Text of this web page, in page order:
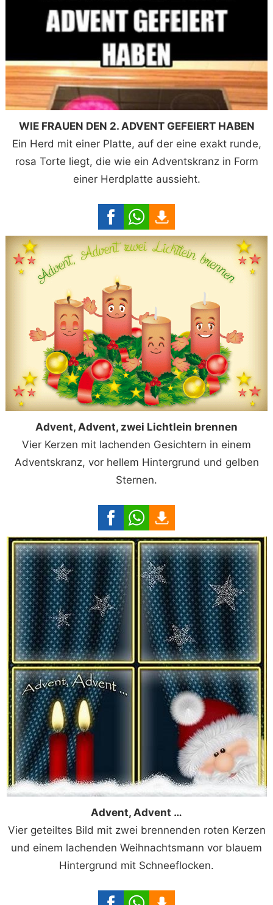
WIE FRAUEN DEN 2. ADVENT GEFEIERT HABEN
Ein Herd mit einer Platte, auf der eine exakt runde,
rosa Torte liegt, die wie ein Adventskranz in Form
einer Herdplatte aussieht.
Advent, Advent, zwei Lichtlein brennen
Vier Kerzen mit lachenden Gesichtern in einem
Adventskranz, vor hellem Hintergrund und gelben
Sternen.
Advent, Advent …
Vier geteiltes Bild mit zwei brennenden roten Kerzen
und einem lachenden Weihnachtsmann vor blauem
Hintergrund mit Schneeflocken.